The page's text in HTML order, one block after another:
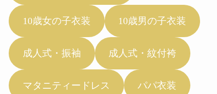
10歳女の子衣装 10歳男の子衣装
成人式・振袖 成人式・紋付袴
マタニティードレス パパ衣装